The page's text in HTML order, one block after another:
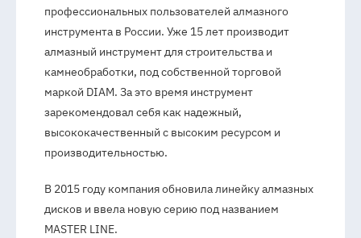
профессиональных пользователей алмазного
инструмента в России. Уже 15 лет производит
алмазный инструмент для строительства и
камнеобработки, под собственной торговой
маркой DIAM. За это время инструмент
зарекомендовал себя как надежный,
высококачественный с высоким ресурсом и
производительностью.
В 2015 году компания обновила линейку алмазных
дисков и ввела новую серию под названием
MASTER LINE.
1А